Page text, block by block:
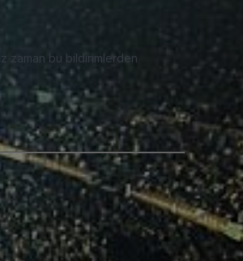
zaman bu bildirimlerden